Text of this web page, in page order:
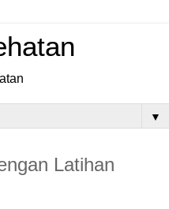
▼
Latihan